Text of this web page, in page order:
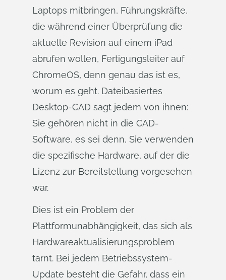
Laptops mitbringen, Führungskräfte,
die während einer Überprüfung die
aktuelle Revision auf einem iPad
abrufen wollen, Fertigungsleiter auf
ChromeOS, denn genau das ist es,
worum es geht. Dateibasiertes
Desktop-CAD sagt jedem von ihnen:
Sie gehören nicht in die CAD-
Software, es sei denn, Sie verwenden
die spezifische Hardware, auf der die
Lizenz zur Bereitstellung vorgesehen
war.
Dies ist ein Problem der
Plattformunabhängigkeit, das sich als
Hardwareaktualisierungsproblem
tarnt. Bei jedem Betriebssystem-
Update besteht die Gefahr, dass ein